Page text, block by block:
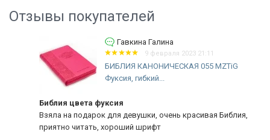
Отзывы покупателей
Гавкина Галина
9 февраля 2023 21:11
БИБЛИЯ КАНОНИЧЕСКАЯ 055 MZTiG
Фуксия, гибкий...
Библия цвета фуксия
Взяла на подарок для девушки, очень красивая Библия,
приятно читать, хороший шрифт